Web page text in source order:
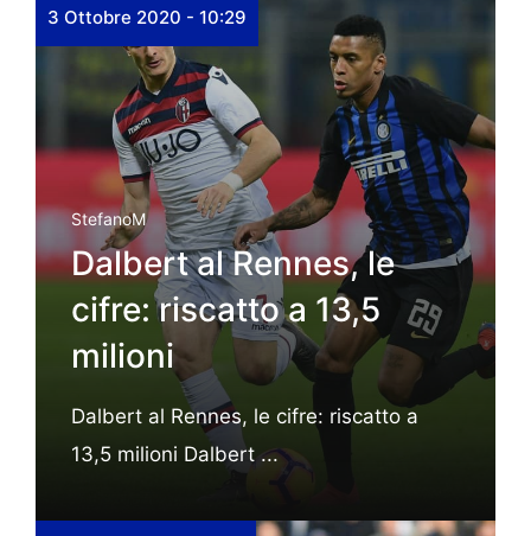
3 Ottobre 2020 - 10:29
StefanoM
Dalbert al Rennes, le
cifre: riscatto a 13,5
milioni
Dalbert al Rennes, le cifre: riscatto a
13,5 milioni Dalbert ...